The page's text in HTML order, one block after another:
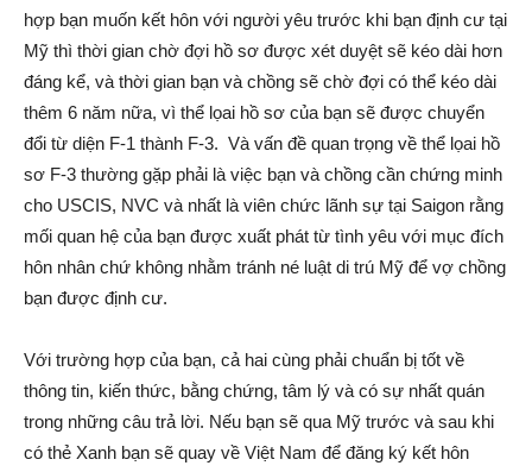
hợp bạn muốn kết hôn với người yêu trước khi bạn định cư tại
Mỹ thì thời gian chờ đợi hồ sơ được xét duyệt sẽ kéo dài hơn
đáng kể, và thời gian bạn và chồng sẽ chờ đợi có thể kéo dài
thêm 6 năm nữa, vì thể lọai hồ sơ của bạn sẽ được chuyển
đổi từ diện F-1 thành F-3. Và vấn đề quan trọng về thể lọai hồ
sơ F-3 thường gặp phải là việc bạn và chồng cần chứng minh
cho USCIS, NVC và nhất là viên chức lãnh sự tại Saigon rằng
mối quan hệ của bạn được xuất phát từ tình yêu với mục đích
hôn nhân chứ không nhằm tránh né luật di trú Mỹ để vợ chồng
bạn được định cư.
Với trường hợp của bạn, cả hai cùng phải chuẩn bị tốt về
thông tin, kiến thức, bằng chứng, tâm lý và có sự nhất quán
trong những câu trả lời. Nếu bạn sẽ qua Mỹ trước và sau khi
có thẻ Xanh bạn sẽ quay về Việt Nam để đăng ký kết hôn